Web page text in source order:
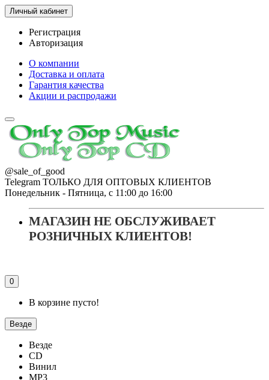
Личный кабинет
Регистрация
Авторизация
О компании
Доставка и оплата
Гарантия качества
Акции и распродажи
@sale_of_good
Telegram ТОЛЬКО ДЛЯ ОПТОВЫХ КЛИЕНТОВ
Понедельник - Пятница, с 11:00 до 16:00
МАГАЗИН НЕ ОБСЛУЖИВАЕТ
РОЗНИЧНЫХ КЛИЕНТОВ!
0
В корзине пусто!
Везде
Везде
CD
Винил
MP3